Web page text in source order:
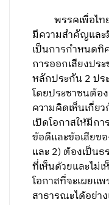
พรรคเพื่อไทย
มีความสำคัญและ
เป็นการกำหนดทิ
การออกเสียงปร
หลักประกัน 2 ปร
โดยประชาชนต้อ
ความคิดเห็นเกี่ย
เปิดโอกาสให้มีก
ข้อดีและข้อเสียข
และ 2) ต้องเป็นธ
ที่เห็นด้วยและไม่
โอกาสที่จะเผยแ
สาธารณะได้อย่า